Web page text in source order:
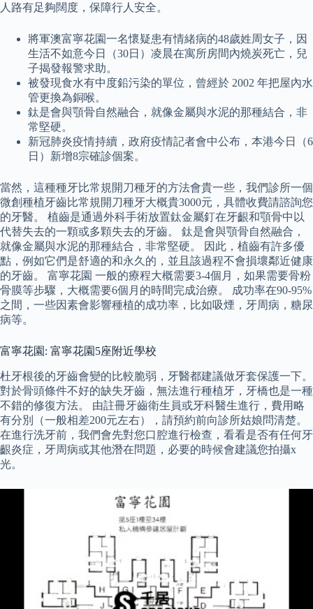
人路有足夠闊度，保障行人安全。
將軍澳富寧花園一名懷疑患有情緒病的48歲姓周女子，因
生活不如意今日（30日）凌晨在寓所房間內燒炭死亡，兒
子揭發報警求助。
被發現食水有中度鉛污染的單位，曾經於 2002 年把屋內水
管更換為銅喉。
鈦是會與顎骨自然融合，就像金屬與水泥的那種結合，非
常堅硬。
新冠肺炎疫情持續，政府疫情記者會中公布，本港今日（6
日）新增8宗確診個案。
當然，這種種牙比常規開刀種牙的方法會貴一些，我們診所一個
微創種植牙齒比常規開刀種牙大概貴3000元，具體收費請諮詢您
的牙醫。 植齒是通過外科手術放置鈦金屬釘在牙齦和顎骨中以
代替失去的一顆或多顆失去的牙齒。 鈦是會與顎骨自然融合，
就像金屬與水泥的那種結合，非常堅硬。 因此，植齒有許多優
點，例如它們是舒適的和永久的，並且該過程不會損壞鄰近健康
的牙齒。 富寧花園 一般的療程大概需要3-4個月，如果需要骨粉
骨膜等步驟，大概需要6個月的時間完成治療。 成功率在90-95%
之間，一些因素會影響種植的成功率，比如吸煙，牙周病，糖尿
病等。
富寧花園: 富寧花園5座附近學校
杜牙根後的牙齒會變的比較脆弱，牙醫都建議做牙套保護一下。
對於骨頭條件不好的缺失牙齒，無法進行種植牙，牙橋也是一種
不錯的修復方法。 由註冊牙齒衛生員或牙科醫生進行，費用略
有分別（一般相差200元左右），請預約前向診所姑娘問清楚。
在進行洗牙前，我們會先對您口腔進行檢查，看看是否有任何牙
齦炎症，牙周病或其他潛在問題，必要的時候會建議您拍攝x
光。